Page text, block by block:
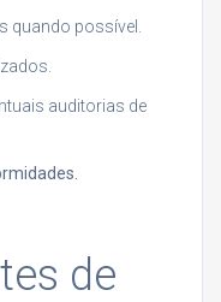
quando possível.
auditorias de
de